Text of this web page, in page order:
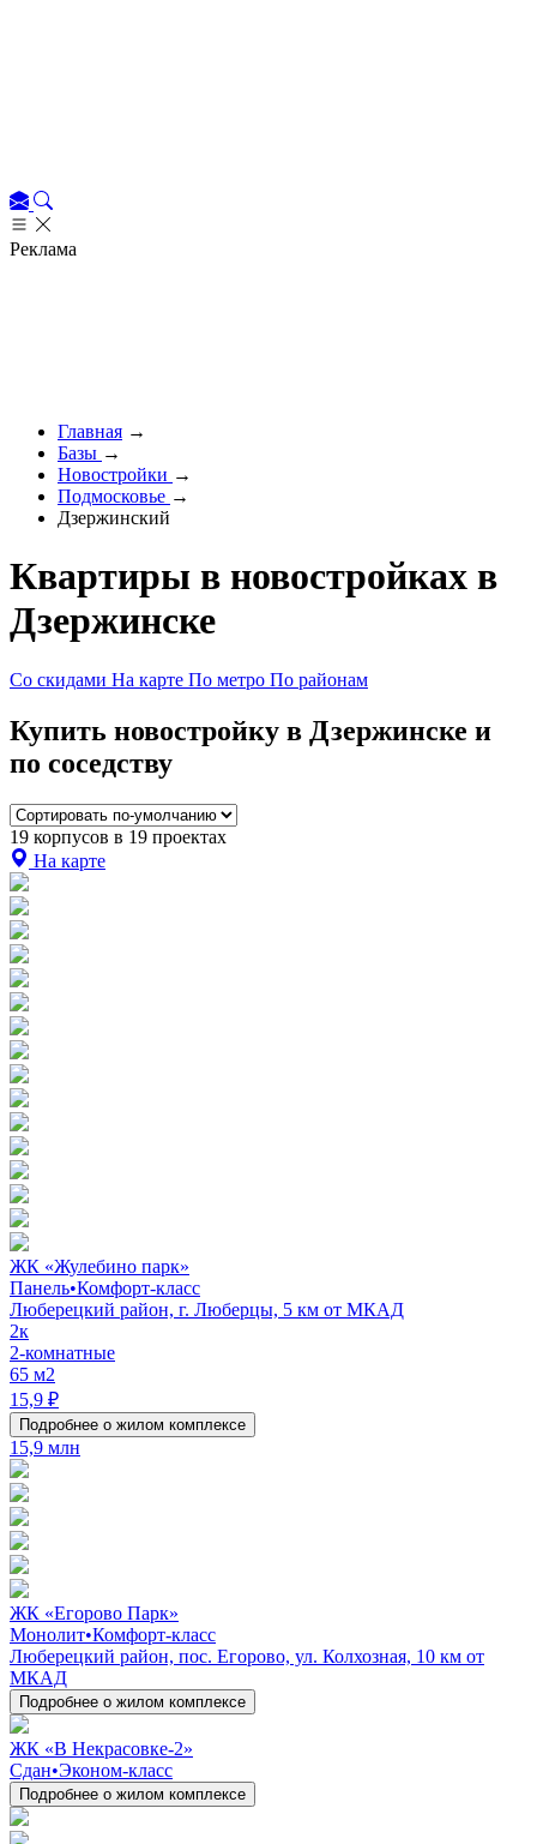
Реклама
Главная →
Базы →
Новостройки →
Подмосковье →
Дзержинский
Квартиры в новостройках в
Дзержинске
Со скидами На карте По метро По районам
Купить новостройку в Дзержинске и
по соседству
19 корпусов в 19 проектах
На карте
ЖК «Жулебино парк»
Панель•Комфорт-класс
Люберецкий район, г. Люберцы, 5 км от МКАД
2к
2-комнатные
65 м2
15,9 ₽
Подробнее о жилом комплексе
15,9 млн
ЖК «Егорово Парк»
Монолит•Комфорт-класс
Люберецкий район, пос. Егорово, ул. Колхозная, 10 км от
МКАД
Подробнее о жилом комплексе
ЖК «В Некрасовке-2»
Сдан•Эконом-класс
Подробнее о жилом комплексе